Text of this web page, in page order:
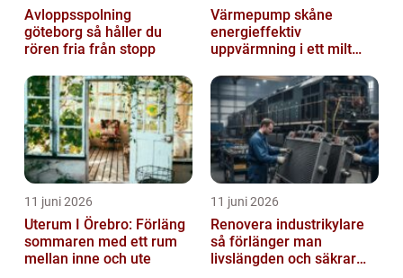
Avloppsspolning
göteborg så håller du
rören fria från stopp
Värmepump skåne
energieffektiv
uppvärmning i ett milt
11 juni 2026
Uterum I Örebro: Förläng
sommaren med ett rum
mellan inne och ute
11 juni 2026
Renovera industrikylare
så förlänger man
livslängden och säkrar